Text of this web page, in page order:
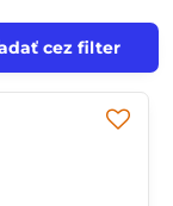
cez filter